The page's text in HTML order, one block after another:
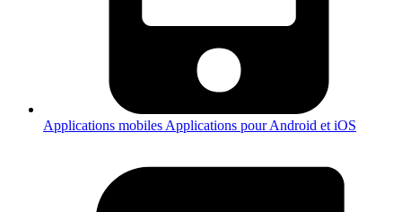
Applications mobiles Applications pour Android et iOS